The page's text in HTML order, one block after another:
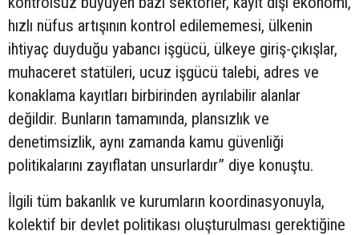
hızlı nüfus artışının kontrol edilememesi, ülkenin
ihtiyaç duyduğu yabancı işgücü, ülkeye giriş-çıkışlar,
muhaceret statüleri, ucuz işgücü talebi, adres ve
konaklama kayıtları birbirinden ayrılabilir alanlar
değildir. Bunların tamamında, plansızlık ve
denetimsizlik, aynı zamanda kamu güvenliği
politikalarını zayıflatan unsurlardır” diye konuştu.
İlgili tüm bakanlık ve kurumların koordinasyonuyla,
kolektif bir devlet politikası oluşturulması gerektiğine